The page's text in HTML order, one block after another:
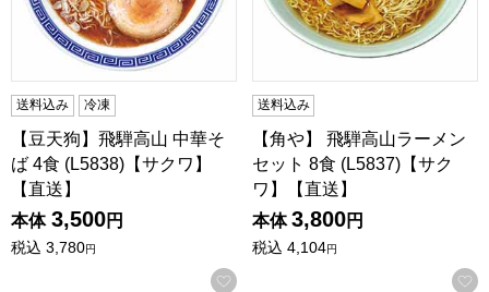
送料込み 冷凍
【豆天狗】飛騨高山 中華そ
ば 4食 (L5838)【サクワ】
【直送】
本体 3,500円
税込 3,780円
お気に入りに登録する
送料込み
【角や】 飛騨高山ラーメン
セット 8食 (L5837)【サク
ワ】【直送】
本体 3,800円
税込 4,104円